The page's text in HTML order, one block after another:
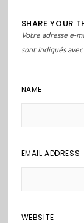
SHARE YOUR
Votre adresse e-
sont indiqués avec
NAME
EMAIL ADDRESS
WEBSITE